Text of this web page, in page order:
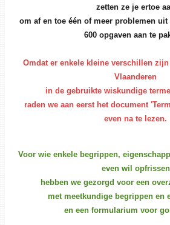
zetten ze je ertoe
om af en toe één of meer problemen
600 opgaven aan te
Omdat er enkele kleine verschillen
Vlaanderen
in de gebruikte wiskundige
raden we aan eerst het document
even na te lezen.
Voor wie enkele begrippen,
even wil opfrissen
hebben we gezorgd voor een
met meetkundige begrippen en
en een formularium voor